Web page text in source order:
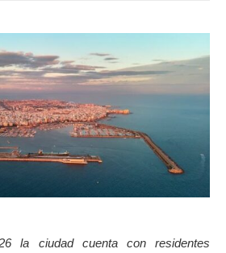
la ciudad cuenta con residentes